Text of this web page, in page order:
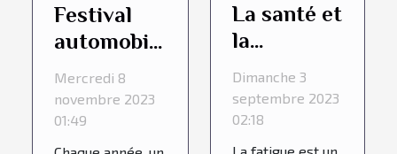
Festival
automobile
2021 de
quoi s’agit-
il ?
Mercredi 8
novembre 2023
01:49
La santé et
la
conduite :
l'influence
de la
fatigue
Dimanche 3
septembre 2023
02:18